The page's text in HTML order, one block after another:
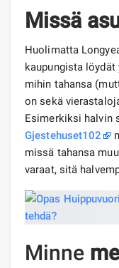
Missä
Huolimatta
kaupungista
mihin tahansa
on sekä
Esimerkiksi halvin
Gjestehuset102
missä tahansa
varaat, sitä
Minne